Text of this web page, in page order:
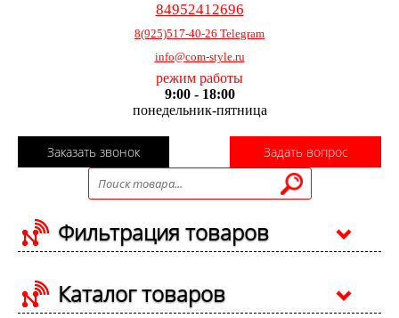
84952412696
8(925)517-40-26 Telegram
info@com-style.ru
режим работы
9:00 - 18:00
понедельник-пятница
Заказать звонок Задать вопрос
Фильтрация товаров
Каталог товаров